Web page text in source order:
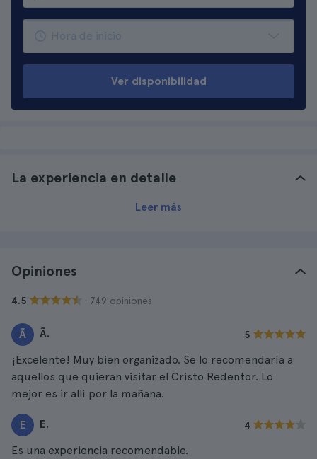
Ver disponibilidad
La experiencia en detalle
Leer más
Opiniones
4.5 · 749 opiniones
Ã Ã. 5
¡Excelente! Muy bien organizado. Se lo recomendaría a
aquellos que quieran visitar el Cristo Redentor. Lo
mejor es ir allí por la mañana.
E E. 4
Es una experiencia recomendable.